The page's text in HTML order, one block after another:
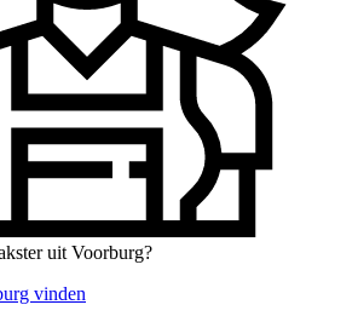
uit Voorburg?
vinden